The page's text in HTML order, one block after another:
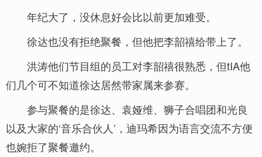
年纪大了，没休息好会比以前更加难受。
徐达也没有拒绝聚餐，但他把李韶禧给带上了。
洪涛他们节目组的员工对李韶禧很熟悉，但tIA他
们几个可不知道徐达居然带家属来参赛。
参与聚餐的是徐达、袁娅维、狮子合唱团和光良
以及大家的‘音乐合伙人’，迪玛希因为语言交流不方便
也婉拒了聚餐邀约。